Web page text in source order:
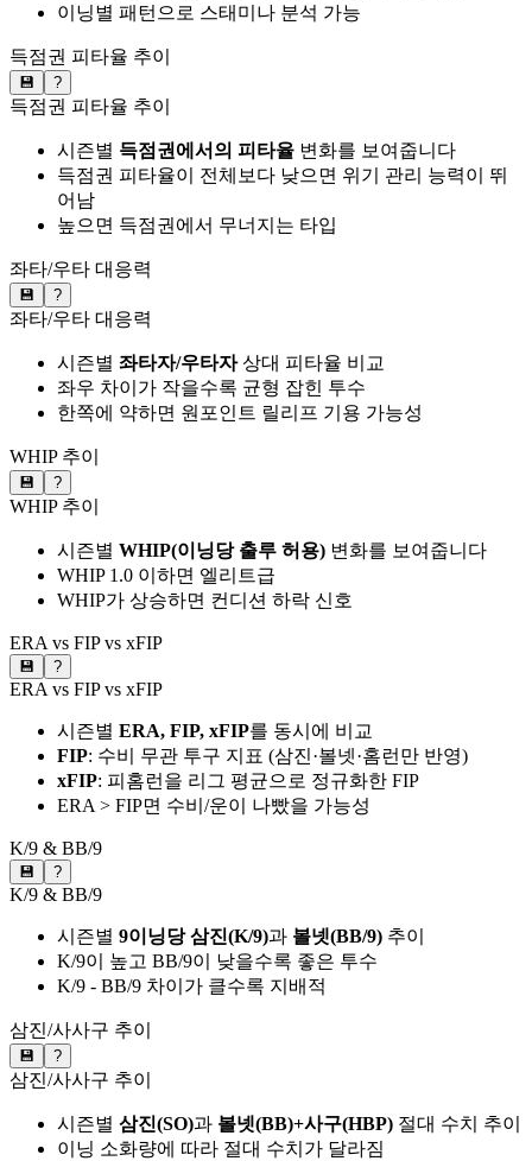
이닝별 패턴으로 스태미나 분석 가능
득점권 피타율 추이
💾 ?
득점권 피타율 추이
시즌별 득점권에서의 피타율 변화를 보여줍니다
득점권 피타율이 전체보다 낮으면 위기 관리 능력이 뛰
어남
높으면 득점권에서 무너지는 타입
좌타/우타 대응력
💾 ?
좌타/우타 대응력
시즌별 좌타자/우타자상대 피타율 비교
좌우 차이가 작을수록 균형 잡힌 투수
한쪽에 약하면 원포인트 릴리프 기용 가능성
WHIP 추이
💾 ?
WHIP 추이
시즌별 WHIP(이닝당 출루 허용) 변화를 보여줍니다
WHIP 1.0 이하면 엘리트급
WHIP가 상승하면 컨디션 하락 신호
ERA vs FIP vs xFIP
💾 ?
ERA vs FIP vs xFIP
시즌별 ERA, FIP, xFIP를 동시에 비교
FIP: 수비 무관 투구 지표 (삼진·볼넷·홈런만 반영)
xFIP: 피홈런을 리그 평균으로 정규화한 FIP
ERA > FIP면 수비/운이 나빴을 가능성
K/9 & BB/9
💾 ?
K/9 & BB/9
시즌별 9이닝당 삼진(K/9)과 볼넷(BB/9) 추이
K/9이 높고 BB/9이 낮을수록 좋은 투수
K/9 - BB/9 차이가 클수록 지배적
삼진/사사구 추이
💾 ?
삼진/사사구 추이
시즌별 삼진(SO)과 볼넷(BB)+사구(HBP) 절대 수치 추이
이닝 소화량에 따라 절대 수치가 달라짐